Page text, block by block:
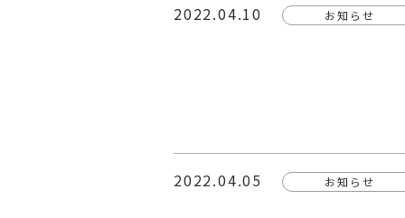
2022.04.10 お知らせ
2022.04.05 お知らせ